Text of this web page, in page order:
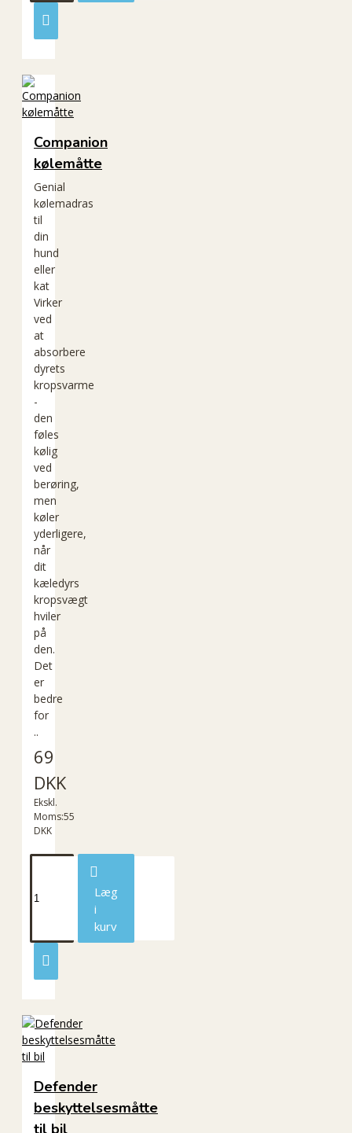
Companion
kølemåtte
Genial
kølemadras
til
din
hund
eller
kat
Virker
ved
at
absorbere
dyrets
kropsvarme
-
den
føles
kølig
ved
berøring,
men
køler
yderligere,
når
dit
kæledyrs
kropsvægt
hviler
på
den.
Det
er
bedre
for
..
69
DKK
Ekskl.
Moms:55
DKK
Læg
i
kurv
Defender
beskyttelsesmåtte
til bil